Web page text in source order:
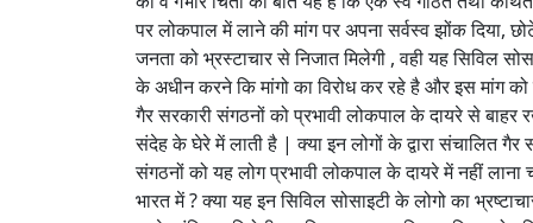
पर लोकपाल में लाने की मांग पर अपना सर्वस्व झोंक दिया,
जनता को भ्रस्टाचार से निजात मिलेगी , वही यह सिविल
के अधीन करने कि मांगो का विरोध कर रहे है और इस मांग
गैर सरकारी संगठनों को प्रभावी लोकपाल के दायरे से
संदेह के घेरे में लाती है | क्या इन लोगों के द्वारा संचालित
संगठनों को यह लोग प्रभावी लोकपाल के दायरे में नहीं
भारत में ? क्या यह इन सिविल सोसाइटी के लोगो का